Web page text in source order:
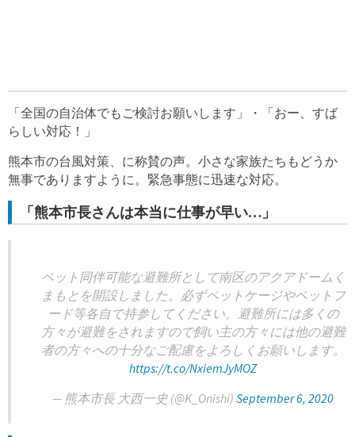
「全国の自治体でもご検討お願いします」・「おー、すば
らしい対応！」
熊本市の台風対策、に称賛の声。小さな家族たちもどうか
無事でありますように。緊急事態に迅速な対応。
「熊本市長さんは本当に仕事が早い…」
ペット同伴可能な避難所として南区のアクアドームく
まもとを開設しました。必ずペットケージやペットフ
ード等各自で持参してください。避難所には多くの
方々が避難をされますので飼い主の方々には他の避難
者の方々への十分なご配慮をよろしくお願いします。
https://t.co/NxiemJyMOZ
— 熊本市長 大西一史 (@K_Onishi) September 6, 2020